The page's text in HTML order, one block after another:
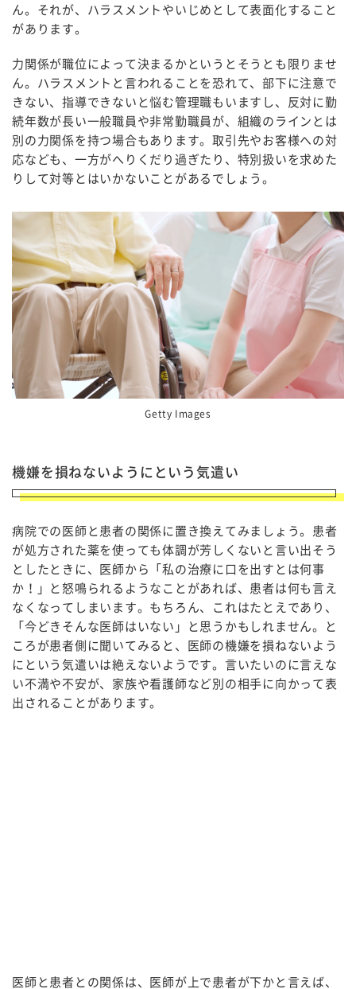
ん。それが、ハラスメントやいじめとして表面化すること
があります。
力関係が職位によって決まるかというとそうとも限りませ
ん。ハラスメントと言われることを恐れて、部下に注意で
きない、指導できないと悩む管理職もいますし、反対に勤
続年数が長い一般職員や非常勤職員が、組織のラインとは
別の力関係を持つ場合もあります。取引先やお客様への対
応なども、一方がへりくだり過ぎたり、特別扱いを求めた
りして対等とはいかないことがあるでしょう。
Getty Images
機嫌を損ねないようにという気遣い
病院での医師と患者の関係に置き換えてみましょう。患者
が処方された薬を使っても体調が芳しくないと言い出そう
としたときに、医師から「私の治療に口を出すとは何事
か！」と怒鳴られるようなことがあれば、患者は何も言え
なくなってしまいます。もちろん、これはたとえであり、
「今どきそんな医師はいない」と思うかもしれません。と
ころが患者側に聞いてみると、医師の機嫌を損ねないよう
にという気遣いは絶えないようです。言いたいのに言えな
い不満や不安が、家族や看護師など別の相手に向かって表
出されることがあります。
医師と患者との関係は、医師が上で患者が下かと言えば、